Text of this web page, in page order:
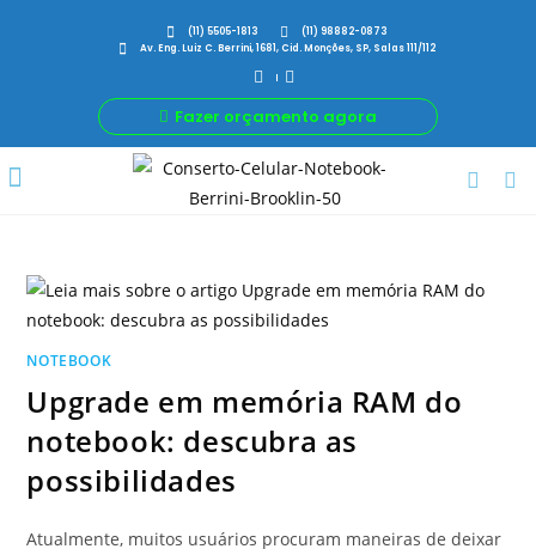
(11) 5505-1813
(11) 98882-0873
Av. Eng. Luiz C. Berrini, 1681, Cid. Monções, SP, Salas 111/112
Fazer orçamento agora
NOTEBOOK
Upgrade em memória RAM do
notebook: descubra as
possibilidades
Atualmente, muitos usuários procuram maneiras de deixar